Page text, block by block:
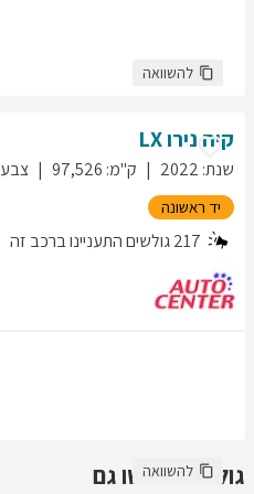
להשוואה
קיה נירוLX
שנת:
2022 ק"מ:
97,526 צבע
יד ראשונה
217גולשים התעניינו ברכב זה
גולשים חיפשו גם
להשוואה